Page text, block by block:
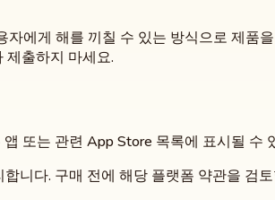
에게 해를 끼칠 수 있는 방식으로 제품
제출하지 마세요.
또는 관련 App Store 목록에 표시될 수
니다. 구매 전에 해당 플랫폼 약관을 검